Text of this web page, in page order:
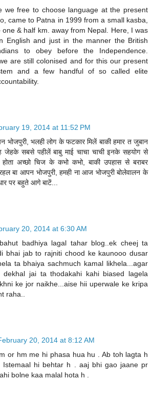
we free to choose language at the present
came to Patna in 1999 from a small kasba,
one & half km. away from Nepal. Here, I was
English and just in the manner the British
to obey before the Independence.
are still colonised and for this our present
and a few handful of so called elite
19, 2014 at 11:52 PM
भोजपुरी, भलही लोग के फटकार मिलें बाकी हमार त जुबान
जेहके सबसे पहीलें बाबु माई चाचा चाची इनके सहयोग से
होता अच्छो चिज के कभो कभो, बाकी उपहास से बराबर
बा आपन भोजपुरी, हमही ना आज भोजपुरी बोलेवालन के
पर बहुते आगे बाटें...
20, 2014 at 6:30 AM
badhiya lagal tahar blog..ek cheej ta
bhai jab to rajniti chood ke kaunooo dusar
ta bhaiya sachmuch kamal likhela...agar
dekhal jai ta thodakahi kahi biased lagela
ke jor naikhe...aise hii uperwale ke kripa
raha..
20, 2014 at 8:12 AM
or hm me hi phasa hua hu . Ab toh lagta h
Istemaal hi behtar h . aaj bhi gao jaane pr
bolne kaa malal hota h .